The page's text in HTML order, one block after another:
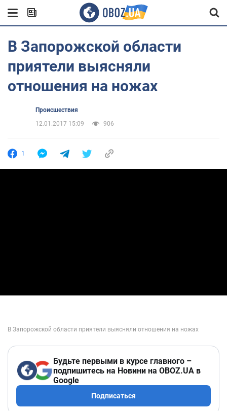
В Запорожской области
приятели выясняли
отношения на ножах
Происшествия
12.01.2017 15:09
906
1
Будьте первыми в курсе главного –
подпишитесь на Новини на OBOZ.UA в
Google
Подписаться